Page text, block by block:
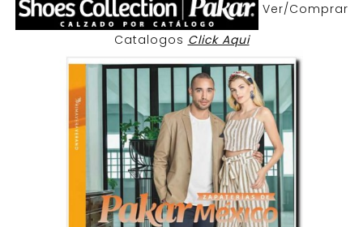
Ver/Comprar
Catalogos Click Aqui